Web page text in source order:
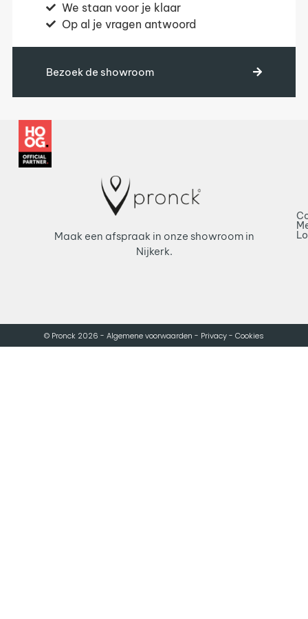
We staan voor je klaar
Op al je vragen antwoord
Bezoek de showroom
Maak een afspraak in onze showroom in
Nijkerk.
© Pronck 2026 - Algemene voorwaarden - Privacy - Cookies